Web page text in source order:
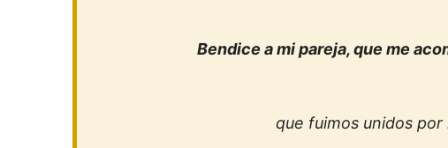
Bendice a mi pareja, que me
que fuimos unidos por